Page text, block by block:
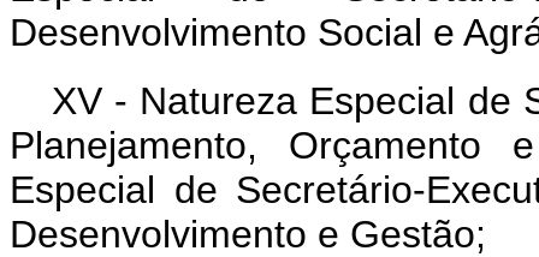
Desenvolvimento Social e
XV - Natureza Especial de
Planejamento,
Especial de Secretário-
Desenvolvimento e Gestão;